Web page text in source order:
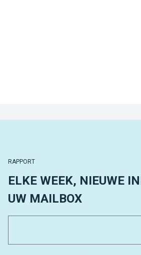
RAPPORT
ELKE WEEK, NIEUWE
UW MAILBOX